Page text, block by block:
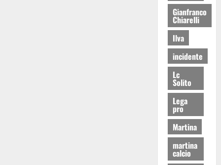
Gianfranco
Chiarelli
Ilva
incidente
Lc
Solito
Lega
pro
Martina
martina
calcio